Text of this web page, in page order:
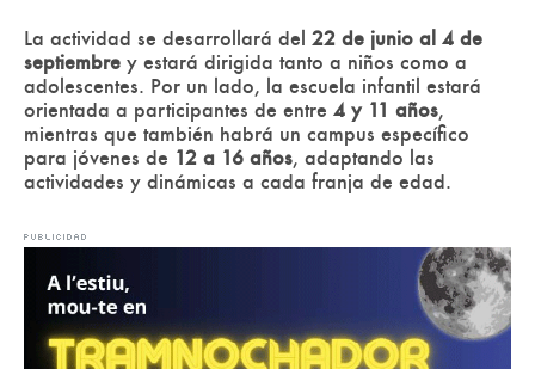
La actividad se desarrollará del 22 de junio al 4 de
septiembre y estará dirigida tanto a niños como a
adolescentes. Por un lado, la escuela infantil estará
orientada a participantes de entre 4 y 11 años,
mientras que también habrá un campus específico
para jóvenes de 12 a 16 años, adaptando las
actividades y dinámicas a cada franja de edad.